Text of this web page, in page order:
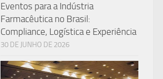
Eventos para a Indústria
Farmacêutica no Brasil:
Compliance, Logística e Experiência
30 DE JUNHO DE 2026